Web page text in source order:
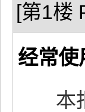
[第1楼
经常使
本报